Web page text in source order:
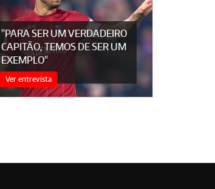
"PARA SER UM VERDADEIRO
CAPITÃO, TEMOS DE SER UM
EXEMPLO"
Ver entrevista